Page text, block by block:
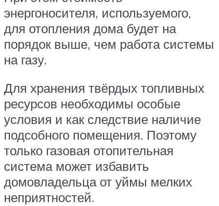
энергоносителя, используемого,
для отопления дома будет на
порядок выше, чем работа системы
на газу.
Для хранения твёрдых топливных
ресурсов необходимы особые
условия и как следствие наличие
подсобного помещения. Поэтому
только газовая отопительная
система может избавить
домовладельца от уймы мелких
неприятностей.